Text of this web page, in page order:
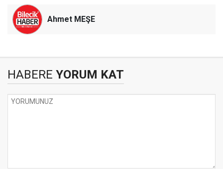
Ahmet MEŞE
HABERE YORUM KAT